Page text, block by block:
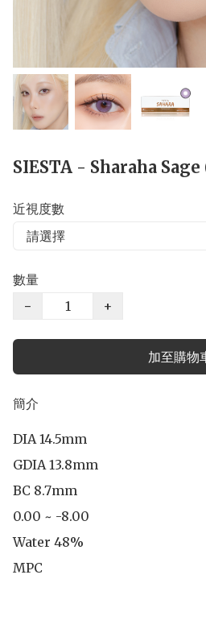
SIESTA - Sharaha Sage
近視度數
數量
−
+
加至購物
簡介
DIA 14.5mm
GDIA 13.8mm
BC 8.7mm
0.00 ~ -8.00
Water 48%
MPC